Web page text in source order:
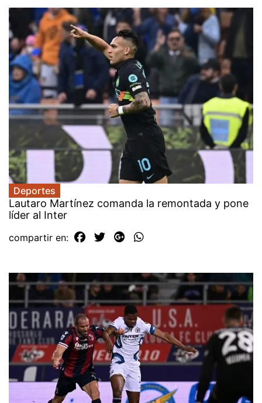
Deportes
Lautaro Martínez comanda la remontada y pone
líder al Inter
compartir en: